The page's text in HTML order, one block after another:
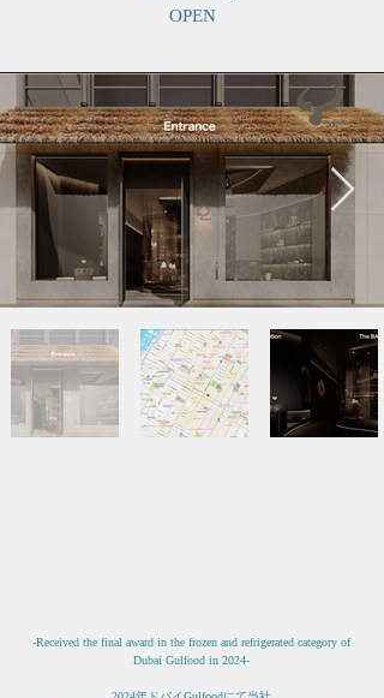
-Received the final award in the frozen and refrigerated category of
Dubai Gulfood in 2024-
OPEN